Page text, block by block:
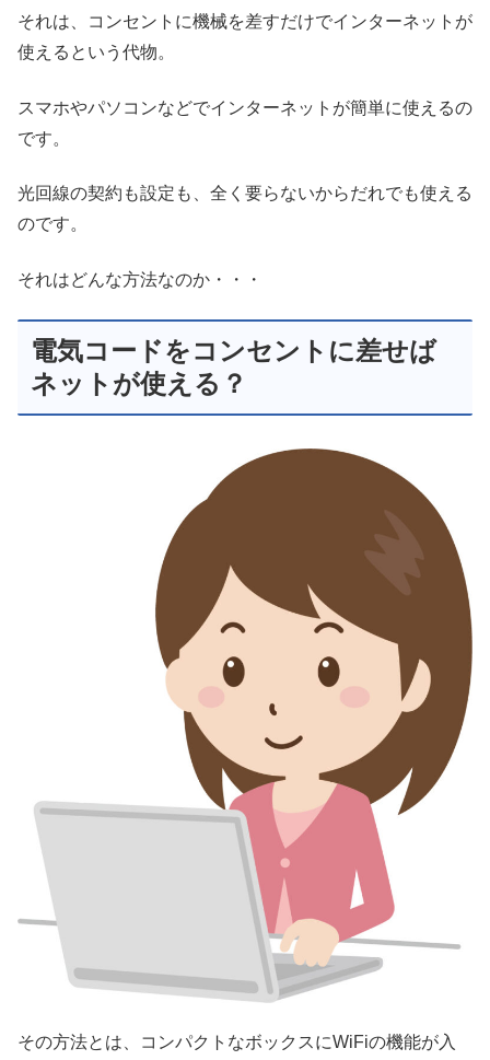
それは、コンセントに機械を差すだけでインターネットが
使えるという代物。
スマホやパソコンなどでインターネットが簡単に使えるの
です。
光回線の契約も設定も、全く要らないからだれでも使える
のです。
それはどんな方法なのか・・・
電気コードをコンセントに差せば
ネットが使える？
その方法とは、コンパクトなボックスにWiFiの機能が入